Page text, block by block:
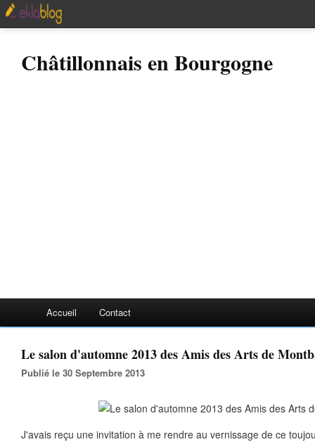
Châtillonnais en Bourgogne
Accueil Contact
Le salon d'automne 2013 des Amis des Arts de
Publié le 30 Septembre 2013
J'avais reçu une invitation à me rendre au vernissage de ce